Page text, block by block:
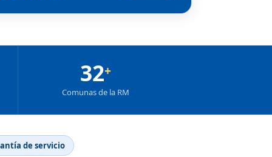
32+
Comunas de la RM
de servicio